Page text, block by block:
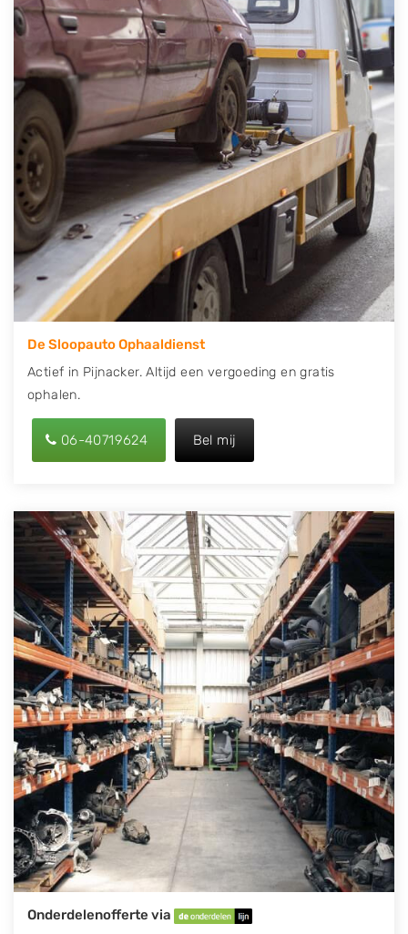
auto gratis ophalen in Pijnacker. Neem telefonisch
contact op of maak een terugbelafspraak. Wilt u
direct een tweedehands auto onderdelen offerte
aanvragen? Dat kan via de Onderdelenlijn! Vul uw
kenteken in en druk op verzenden.
Wij kunnen u helpen met de inkoop van auto's van
eigenlijk alle merken, zoals Alfa Romeo, Audi, BMW,
Chevrolet, Citroën, Dacia, Fiat, Ford, Honda, Hyundai,
Kia, Mazda, Mercedes Benz, Mitsubishi, Nissan, Opel,
Peugeot, Porsche, Renault, Seat, Skoda, Suzuki, Tesla,
Toyota, Volkswagen en Volvo.
De Sloopauto Ophaaldienst
Actief in Pijnacker. Altijd een vergoeding en gratis
ophalen.
06-40719624 Bel mij
Onderdelenofferte via